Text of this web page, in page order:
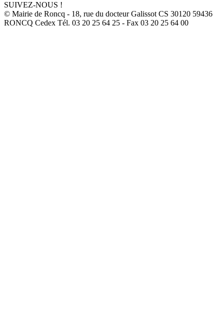
SUIVEZ-NOUS !
© Mairie de Roncq - 18, rue du docteur Galissot CS 30120 59436
RONCQ Cedex Tél. 03 20 25 64 25 - Fax 03 20 25 64 00